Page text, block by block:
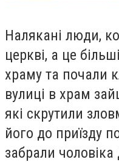
Налякані люди,
церкві, а це
храму та почали
вулиці в храм
які скрутили
його до приїзду
забрали чоловіка